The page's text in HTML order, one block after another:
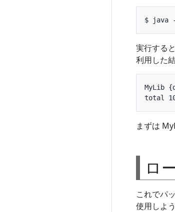
実行する
利用した
MyLib
まずは
ロ
これでパ
使用しよ